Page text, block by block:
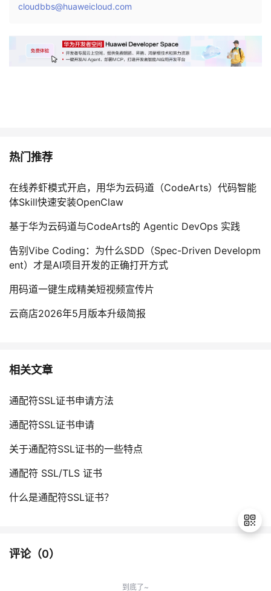
cloudbbs@huaweicloud.com
热门推荐
在线养虾模式开启，用华为云码道（CodeArts）代码智能
体Skill快速安装OpenClaw
基于华为云码道与CodeArts的 Agentic DevOps 实践
告别Vibe Coding：为什么SDD（Spec-Driven Developm
ent）才是AI项目开发的正确打开方式
用码道一键生成精美短视频宣传片
云商店2026年5月版本升级简报
相关文章
通配符SSL证书申请方法
通配符SSL证书申请
关于通配符SSL证书的一些特点
通配符 SSL/TLS 证书
什么是通配符SSL证书？
评论（0）
到底了~